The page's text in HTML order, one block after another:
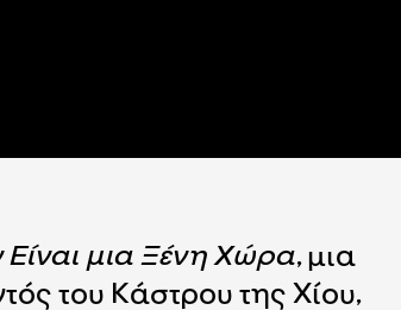
μια Ξένη Χώρα, μια
του Κάστρου της Χίου,